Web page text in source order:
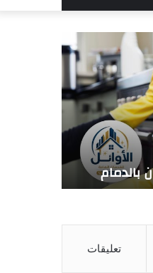
عن
بالدمام
تنظيف
والخبر
تعليقات